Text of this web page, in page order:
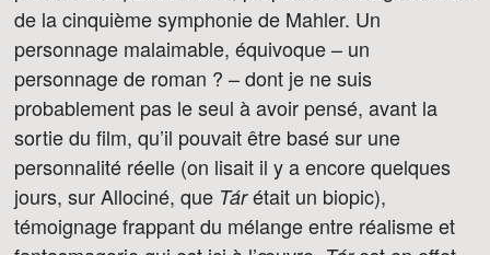
de la cinquième symphonie de Mahler. Un
personnage malaimable, équivoque – un
personnage de roman ? – dont je ne suis
probablement pas le seul à avoir pensé, avant la
sortie du film, qu’il pouvait être basé sur une
personnalité réelle (on lisait il y a encore quelques
jours, sur Allociné, que Tárétait un biopic),
témoignage frappant du mélange entre réalisme et